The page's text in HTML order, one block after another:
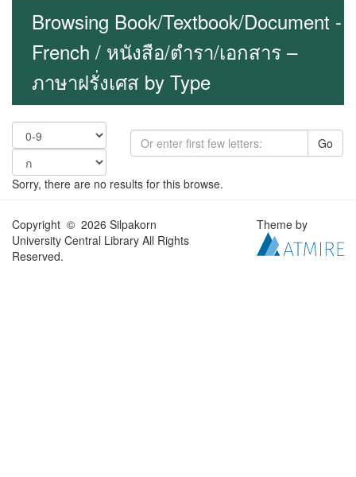
Browsing Book/Textbook/Document -
French / หนังสือ/ตำรา/เอกสาร –
ภาษาฝรั่งเศส by Type
Go
Sorry, there are no results for this browse.
Copyright © 2026 Silpakorn
University Central Library All Rights
Reserved.
Theme by